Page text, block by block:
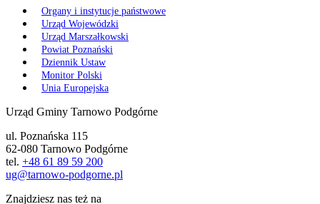
Organy i instytucje państwowe
Urząd Wojewódzki
Urząd Marszałkowski
Powiat Poznański
Dziennik Ustaw
Monitor Polski
Unia Europejska
Urząd Gminy Tarnowo Podgórne
ul. Poznańska 115
62-080 Tarnowo Podgórne
tel. +48 61 89 59 200
ug@tarnowo-podgorne.pl
Znajdziesz nas też na